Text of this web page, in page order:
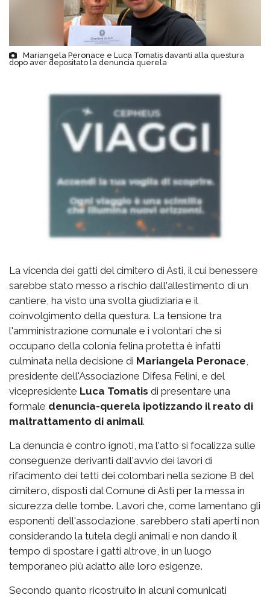
Mariangela Peronace e Luca Tomatis davanti alla questura
dopo aver depositato la denuncia querela
La vicenda dei gatti del cimitero di Asti, il cui benessere
sarebbe stato messo a rischio dall'allestimento di un
cantiere, ha visto una svolta giudiziaria e il
coinvolgimento della questura. La tensione tra
l'amministrazione comunale e i volontari che si
occupano della colonia felina protetta è infatti
culminata nella decisione di Mariangela Peronace
presidente dell'Associazione Difesa Felini, e del
vicepresidente Luca Tomatis di presentare una
formale denuncia-querela ipotizzando il reato di
maltrattamento di animali.
La denuncia è contro ignoti, ma l'atto si focalizza sulle
conseguenze derivanti dall'avvio dei lavori di
rifacimento dei tetti dei colombari nella sezione B del
cimitero, disposti dal Comune di Asti per la messa in
sicurezza delle tombe. Lavori che, come lamentano gli
esponenti dell'associazione, sarebbero stati aperti non
considerando la tutela degli animali e non dando il
tempo di spostare i gatti altrove, in un luogo
temporaneo più adatto alle loro esigenze.
Secondo quanto ricostruito in alcuni comunicati